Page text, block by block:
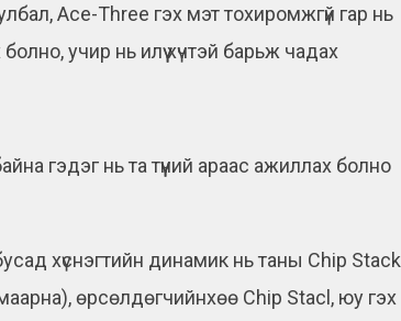
Ace-Three гэх мэт тохиромжгүй гар нь
учир нь илүү хүчтэй барьж чадах
гэдэг нь та түүний араас ажиллах болно
хүснэгтийн динамик нь таны Chip Stack
өрсөлдөгчийнхөө Chip Stacl, юу гэх